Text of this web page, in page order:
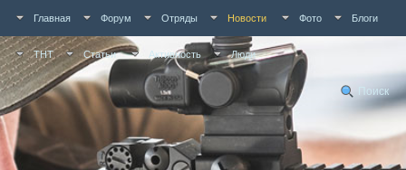
Главная Форум Отряды Новости Фото Блоги
ТНТ Статьи Активность Люди
Поиск